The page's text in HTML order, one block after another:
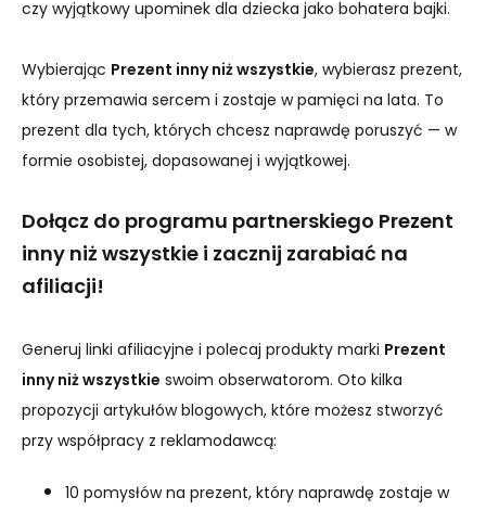
czy wyjątkowy upominek dla dziecka jako bohatera bajki.
Wybierając Prezent inny niż wszystkie, wybierasz prezent,
który przemawia sercem i zostaje w pamięci na lata. To
prezent dla tych, których chcesz naprawdę poruszyć — w
formie osobistej, dopasowanej i wyjątkowej.
Dołącz do programu partnerskiego Prezent
inny niż wszystkie i zacznij zarabiać na
afiliacji!
Generuj linki afiliacyjne i polecaj produkty marki Prezent
inny niż wszystkie swoim obserwatorom. Oto kilka
propozycji artykułów blogowych, które możesz stworzyć
przy współpracy z reklamodawcą:
10 pomysłów na prezent, który naprawdę zostaje w